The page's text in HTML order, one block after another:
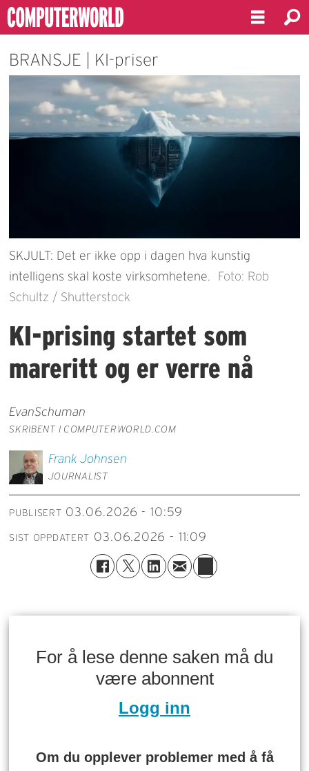
BRANSJE | KI-priser
SKJULT: Det er ikke opp i dagen hva kunstig
intelligens skal koste virksomhetene.
Foto: Rob
Schultz / Shutterstock
KI-prising startet som
mareritt og er verre nå
EvanSchuman
SKRIBENT I COMPUTERWORLD.COM
Frank Johnsen
JOURNALIST
PUBLISERT 03.06.2026 - 10:59
SIST OPPDATERT 03.06.2026 - 11:09
For å lese denne saken må du
være abonnent
Logg inn
Om du opplever problemer med å få